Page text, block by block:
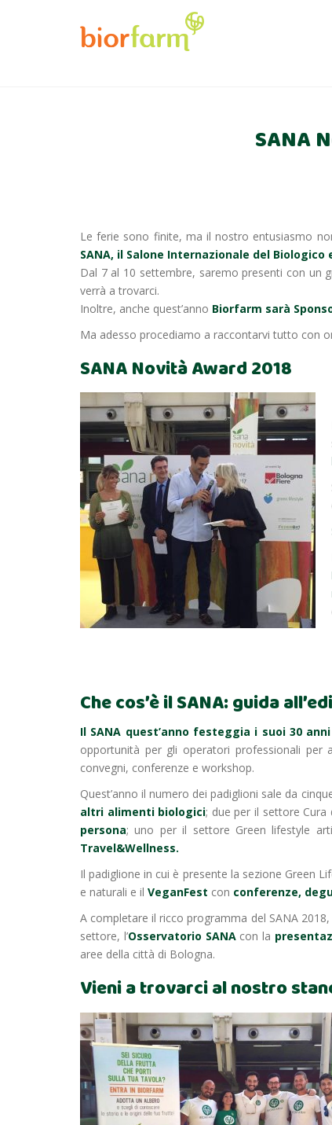
SANA
Le ferie sono finite, ma il nostro entusiasmo
SANA, il Salone Internazionale del Biologico
Dal 7 al 10 settembre, saremo presenti con un
verrà a trovarci.
Inoltre, anche quest’anno Biorfarm sarà
Ma adesso procediamo a raccontarvi tutto con
SANA Novità Award 2018
Che cos’è il SANA: guida
Il SANA quest’anno festeggia i suoi 30
opportunità per gli operatori professionali per
convegni, conferenze e workshop.
Quest’anno il numero dei padiglioni sale da
altri alimenti biologici; due per il settore
persona; uno per il settore Green lifestyle
Travel&Wellness.
Il padiglione in cui è presente la sezione Green
e naturali e il VeganFest con conferenze,
A completare il ricco programma del SANA
settore, l’Osservatorio SANA con la
aree della città di Bologna.
Vieni a trovarci al nostro